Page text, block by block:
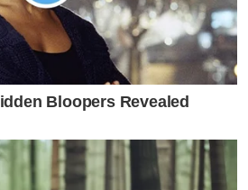
Bloopers Revealed